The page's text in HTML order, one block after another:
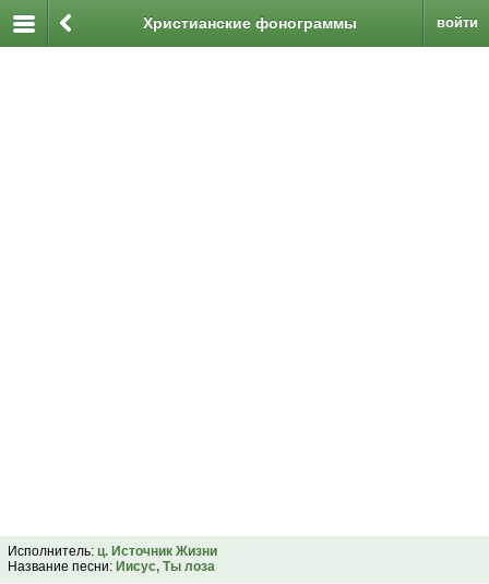
войти
Христианские фонограммы
Исполнитель: ц. Источник Жизни
Название песни: Иисус, Ты лоза